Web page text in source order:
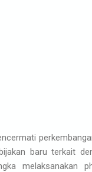
baru terkait
melaksanakan